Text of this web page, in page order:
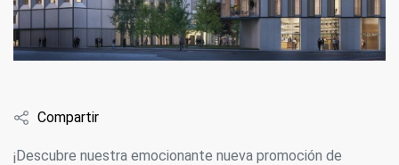
Compartir
¡Descubre nuestra emocionante nueva promoción de